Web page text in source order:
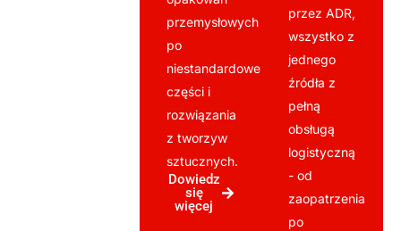
przemysłowych
po
niestandardowe
części i
rozwiązania
z tworzyw
sztucznych.
Dowiedz
się
więcej
przez ADR,
wszystko z
jednego
źródła z
pełną
obsługą
logistyczną
- od
zaopatrzenia
po